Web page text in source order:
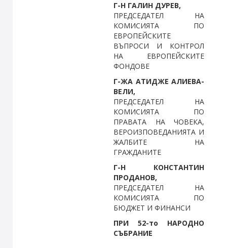
Г-Н ГАЛИН ДУРЕВ,
ПРЕДСЕДАТЕЛ НА
КОМИСИЯТА ПО
ЕВРОПЕЙСКИТЕ
ВЪПРОСИ И КОНТРОЛ
НА ЕВРОПЕЙСКИТЕ
ФОНДОВЕ
Г-ЖА АТИДЖЕ АЛИЕВА-
ВЕЛИ,
ПРЕДСЕДАТЕЛ НА
КОМИСИЯТА ПО
ПРАВАТА НА ЧОВЕКА,
ВЕРОИЗПОВЕДАНИЯТА И
ЖАЛБИТЕ НА
ГРАЖДАНИТЕ
Г-Н КОНСТАНТИН
ПРОДАНОВ,
ПРЕДСЕДАТЕЛ НА
КОМИСИЯТА ПО
БЮДЖЕТ И ФИНАНСИ
ПРИ 52-то НАРОДНО
СЪБРАНИЕ